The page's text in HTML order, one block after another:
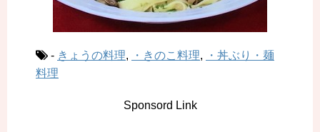
- きょうの料理, ・きのこ料理,
・丼ぶり・麺
料理
Sponsord Link